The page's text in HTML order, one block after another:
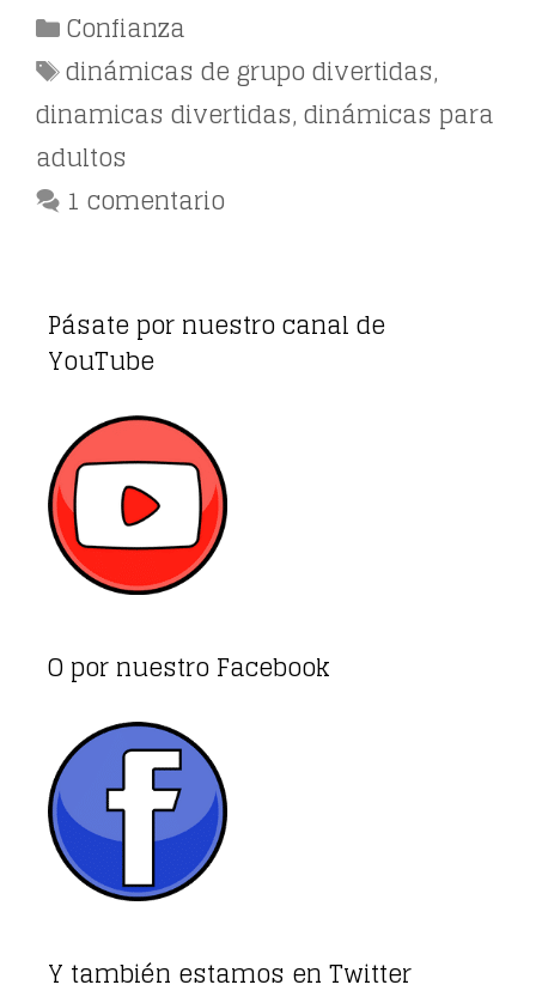
Categorías
Confianza
Etiquetas
dinámicas de grupo divertidas,
dinamicas divertidas,dinámicas para
adultos
1 comentario
Pásate por nuestro canal de
YouTube
O por nuestro Facebook
Y también estamos en Twitter